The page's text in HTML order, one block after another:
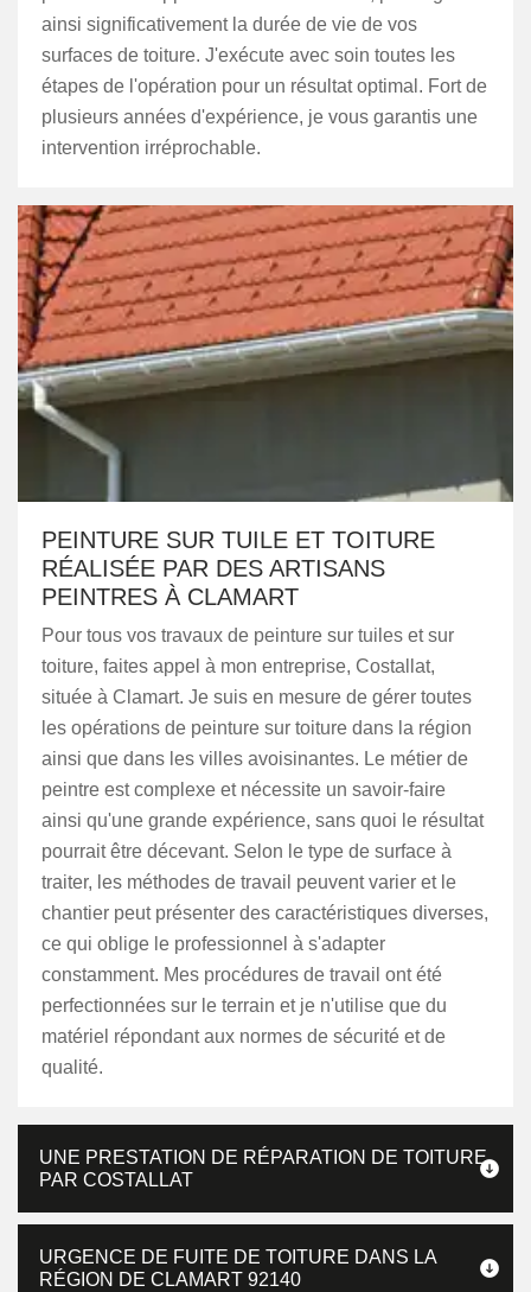
ainsi significativement la durée de vie de vos
surfaces de toiture. J'exécute avec soin toutes les
étapes de l'opération pour un résultat optimal. Fort de
plusieurs années d'expérience, je vous garantis une
intervention irréprochable.
PEINTURE SUR TUILE ET TOITURE
RÉALISÉE PAR DES ARTISANS
PEINTRES À CLAMART
Pour tous vos travaux de peinture sur tuiles et sur
toiture, faites appel à mon entreprise, Costallat,
située à Clamart. Je suis en mesure de gérer toutes
les opérations de peinture sur toiture dans la région
ainsi que dans les villes avoisinantes. Le métier de
peintre est complexe et nécessite un savoir-faire
ainsi qu'une grande expérience, sans quoi le résultat
pourrait être décevant. Selon le type de surface à
traiter, les méthodes de travail peuvent varier et le
chantier peut présenter des caractéristiques diverses,
ce qui oblige le professionnel à s'adapter
constamment. Mes procédures de travail ont été
perfectionnées sur le terrain et je n'utilise que du
matériel répondant aux normes de sécurité et de
qualité.
UNE PRESTATION DE RÉPARATION DE TOITURE
PAR COSTALLAT
URGENCE DE FUITE DE TOITURE DANS LA
RÉGION DE CLAMART 92140